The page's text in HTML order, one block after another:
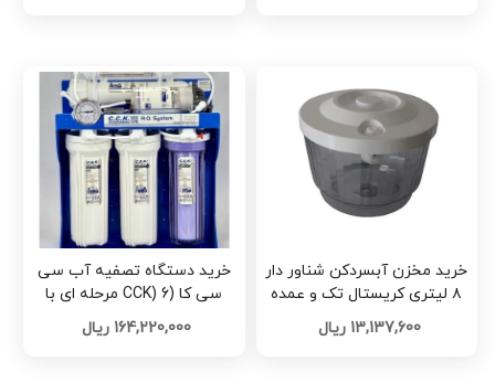
خرید مخزن آبسردکن شناور دار
۸ لیتری کریستال تک و عمده
کد Z2569
13,137,600 ریال
خرید دستگاه تصفیه آب سی
سی کا (CCK) 6 مرحله ای با
مخزن معصومی تک و عمده کد
Z2567
164,220,000 ریال